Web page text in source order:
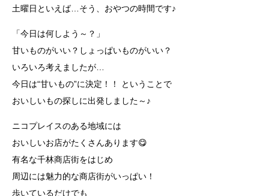
土曜日といえば…そう、おやつの時間です♪
「今日は何しよう～？」
甘いものがいい？しょっぱいものがいい？
いろいろ考えましたが…
今日は“甘いもの”に決定！！ ということで
おいしいもの探しに出発しました～♪
ニコプレイスのある地域には
おいしいお店がたくさんあります😋
有名な千林商店街をはじめ
周辺には魅力的な商店街がいっぱい！
歩いているだけでも